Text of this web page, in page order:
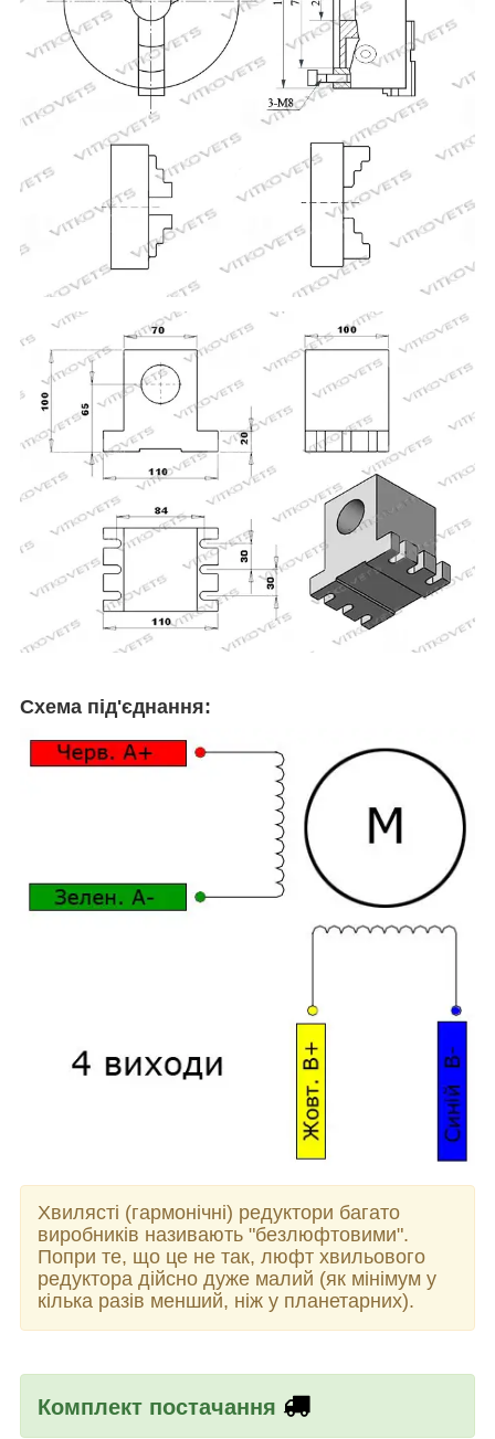
Схема під'єднання:
Хвилясті (гармонічні) редуктори багато
виробників називають "безлюфтовими".
Попри те, що це не так, люфт хвильового
редуктора дійсно дуже малий (як мінімум у
кілька разів менший, ніж у планетарних).
Комплект постачання